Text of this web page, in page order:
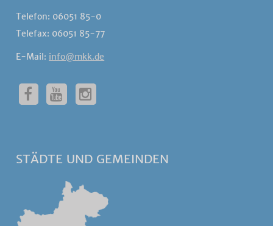
Telefon: 06051 85-0
Telefax: 06051 85-77
E-Mail: info@mkk.de
STÄDTE UND GEMEINDEN